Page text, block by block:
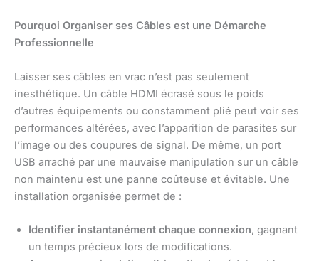
Pourquoi Organiser ses Câbles est une Démarche
Professionnelle
Laisser ses câbles en vrac n’est pas seulement
inesthétique. Un câble HDMI écrasé sous le poids
d’autres équipements ou constamment plié peut voir ses
performances altérées, avec l’apparition de parasites sur
l’image ou des coupures de signal. De même, un port
USB arraché par une mauvaise manipulation sur un câble
non maintenu est une panne coûteuse et évitable. Une
installation organisée permet de :
Identifier instantanément chaque connexion, gagnant
un temps précieux lors de modifications.